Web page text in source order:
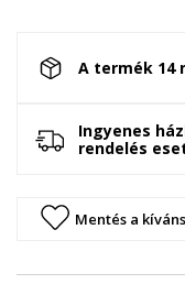
A termék 14
Ingyenes
rendelés
Mentés a